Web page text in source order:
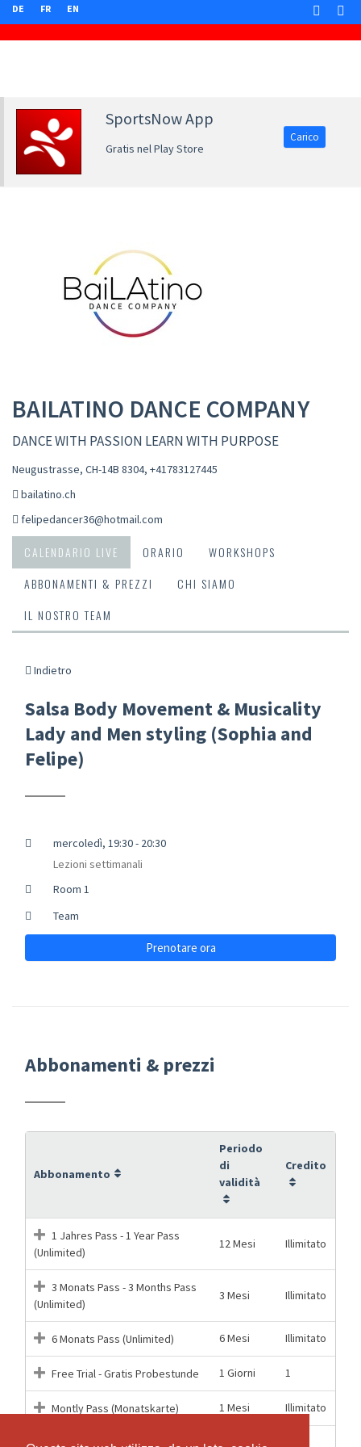
DE FR EN
SportsNow App
Gratis nel Play Store
Carico
BAILATINO DANCE COMPANY
DANCE WITH PASSION LEARN WITH PURPOSE
Neugustrasse, CH-14B 8304, +41783127445
bailatino.ch
felipedancer36@hotmail.com
CALENDARIO LIVE ORARIO
WORKSHOPS
ABBONAMENTI & PREZZI
CHI SIAMO
IL NOSTRO TEAM
Indietro
Salsa Body Movement & Musicality
Lady and Men styling (Sophia and
Felipe)
mercoledì, 19:30 - 20:30
Lezioni settimanali
Room 1
Team
Prenotare ora
Abbonamenti & prezzi
Abbonamento
Periodo
di
validità
Credito
1 Jahres Pass - 1 Year Pass
(Unlimited)
12 Mesi Illimitato
3 Monats Pass - 3 Months Pass
(Unlimited)
3 Mesi Illimitato
6 Monats Pass (Unlimited) 6 Mesi Illimitato
Free Trial - Gratis Probestunde 1 Giorni 1
Montly Pass (Monatskarte) 1 Mesi Illimitato